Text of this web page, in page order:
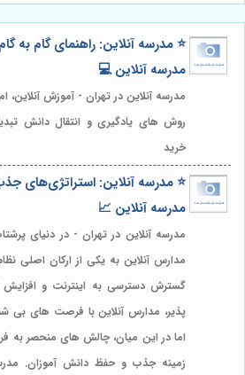
⭐️ مدرسه آنلاین: راهنمای گام به
مدرسه آنلاین 💻
مدرسه آنلاین در تهران - آموزش آنلاین،
روش های یادگیری و انتقال دانش
خرید
⭐️ مدرسه آنلاین: استراتژی‌های
مدرسه آنلاین 📈
مدرسه آنلاین در تهران - در دنیای
مدارس آنلاین به یکی از ارکان اصلی
گسترش دسترسی به اینترنت و افزایش
پذیر، مدارس آنلاین با فرصت های بی
اما در این میان، چالش های منحصر به
زمینه جذب و حفظ دانش آموزان.